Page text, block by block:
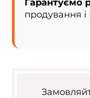
Гарантуємо
продування і